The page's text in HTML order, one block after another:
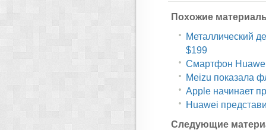
Похожие
Металлический
$199
Смартфон
Meizu показала
Apple начинает
Huawei
Следующие